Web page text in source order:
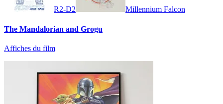
R2-D2 Millennium Falcon
The Mandalorian and Grogu
Affiches du film